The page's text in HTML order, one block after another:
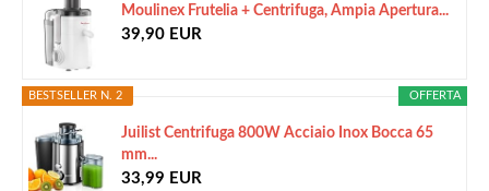
Moulinex Frutelia + Centrifuga, Ampia Apertura...
39,90 EUR
OFFERTA
BESTSELLER N. 2
Juilist Centrifuga 800W Acciaio Inox Bocca 65
mm...
33,99 EUR